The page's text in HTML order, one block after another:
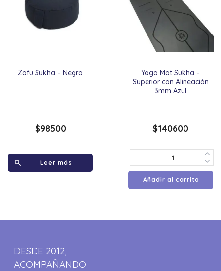
Zafu Sukha – Negro
$98500
Leer más
Yoga Mat Sukha –
Superior con Alineación
3mm Azul
$140600
Añadir al carrito
DESDE 2012,
ACOMPAÑANDO